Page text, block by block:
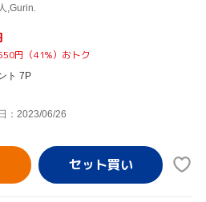
,Gurin.
円（41%）おトク
ト 7P
：2023/06/26